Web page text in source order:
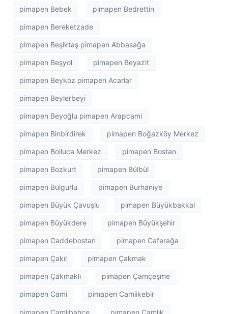
pimapen Bebek pimapen Bedrettin
pimapen Bereketzade
pimapen Beşiktaş pimapen Abbasağa
pimapen Beşyol pimapen Beyazit
pimapen Beykoz pimapen Acarlar
pimapen Beylerbeyi
pimapen Beyoğlu pimapen Arapcami
pimapen Binbirdirek pimapen Boğazköy Merkez
pimapen Bolluca Merkez pimapen Bostan
pimapen Bozkurt pimapen Bülbül
pimapen Bulgurlu pimapen Burhaniye
pimapen Büyük Çavuşlu pimapen Büyükbakkal
pimapen Büyükdere pimapen Büyükşehir
pimapen Caddebostan pimapen Caferağa
pimapen Çakıl pimapen Çakmak
pimapen Çakmaklı pimapen Çamçeşme
pimapen Cami pimapen Camiikebir
pimapen Çamlıbahçe pimapen Çamlık